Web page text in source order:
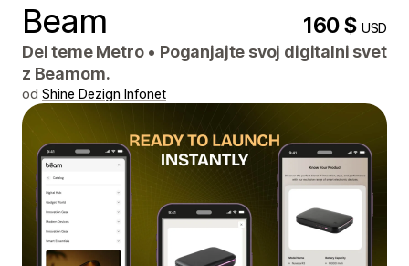
Beam 160 $USD
Del temeMetro • Poganjajte svoj digitalni svet
z Beamom.
od Shine Dezign Infonet